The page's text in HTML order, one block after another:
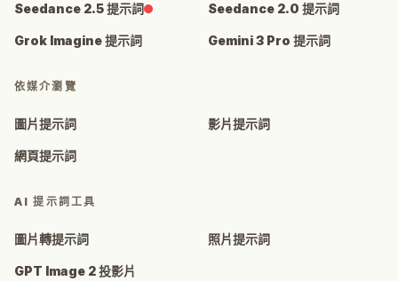
Seedance 2.5 提示詞 Seedance 2.0 提示詞
Grok Imagine 提示詞 Gemini 3 Pro 提示詞
依媒介瀏覽
圖片提示詞 影片提示詞
網頁提示詞
AI 提示詞工具
圖片轉提示詞 照片提示詞
GPT Image 2 投影片